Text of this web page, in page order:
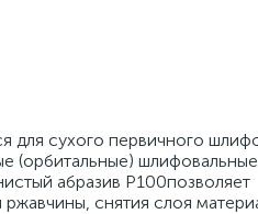
для сухого первичного
(орбитальные) шлифовальные
абразив Р100позволяет
ржавчины, снятия слоя